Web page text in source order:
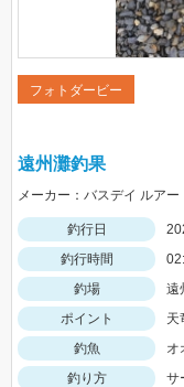
フォトダービー
遠州灘釣果
メーカー：バスデイ ルア
釣行日
釣行時間
釣場
遠
ポイント
天
釣魚
オ
釣り方
サ